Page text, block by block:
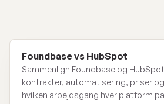
Foundbase vs HubSpot
Sammenlign Foundbase og
kontrakter, automatisering, priser
hvilken arbejdsgang hver platform